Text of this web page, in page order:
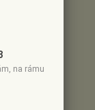
na rámu